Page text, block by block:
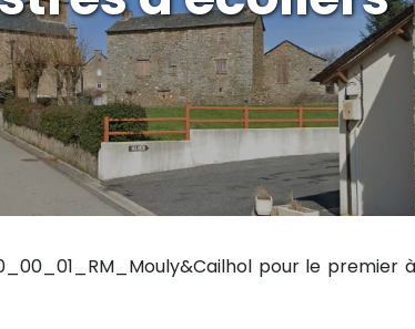
pour le premier